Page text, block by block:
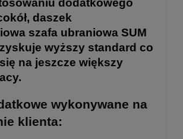
dodatkowego
daszek
szafa ubraniowa SUM
wyższy standard co
na jeszcze większy
wykonywane na
klienta: